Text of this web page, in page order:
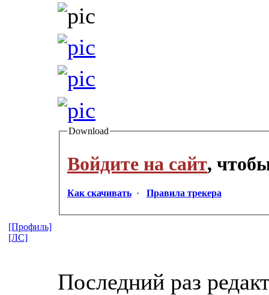
Download
Войдите на сайт,
Как скачивать · Правила трекера
Последний раз
[Профиль]
[ЛС]